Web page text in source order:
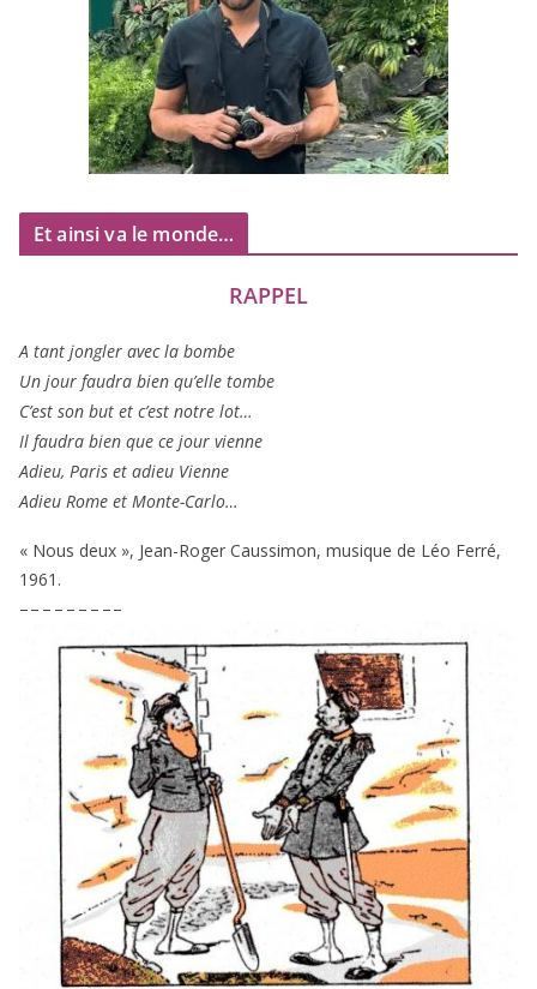
Et ainsi va le monde…
RAPPEL
A tant jon­gler avec la bombe
Un jour fau­dra bien qu’elle tombe
C’est son but et c’est notre lot…
Il fau­dra bien que ce jour vienne
Adieu, Paris et adieu Vienne
Adieu Rome et Monte-Carlo…
« Nous deux », Jean-Roger Caussimon, musique de Léo Ferré,
1961 .
– – – – – – – – –